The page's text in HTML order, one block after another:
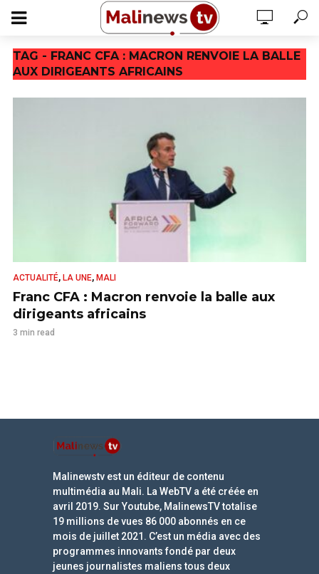
TAG - FRANC CFA : MACRON RENVOIE LA BALLE
AUX DIRIGEANTS AFRICAINS
ACTUALITÉ, LA UNE, MALI
Franc CFA : Macron renvoie la balle aux
dirigeants africains
3 min read
Malinewstv est un éditeur de contenu
multimédia au Mali. La WebTV a été créée en
avril 2019. Sur Youtube, MalinewsTV totalise
19 millions de vues 86 000 abonnés en ce
mois de juillet 2021. C’est un média avec des
programmes innovants fondé par deux
jeunes journalistes maliens tous deux